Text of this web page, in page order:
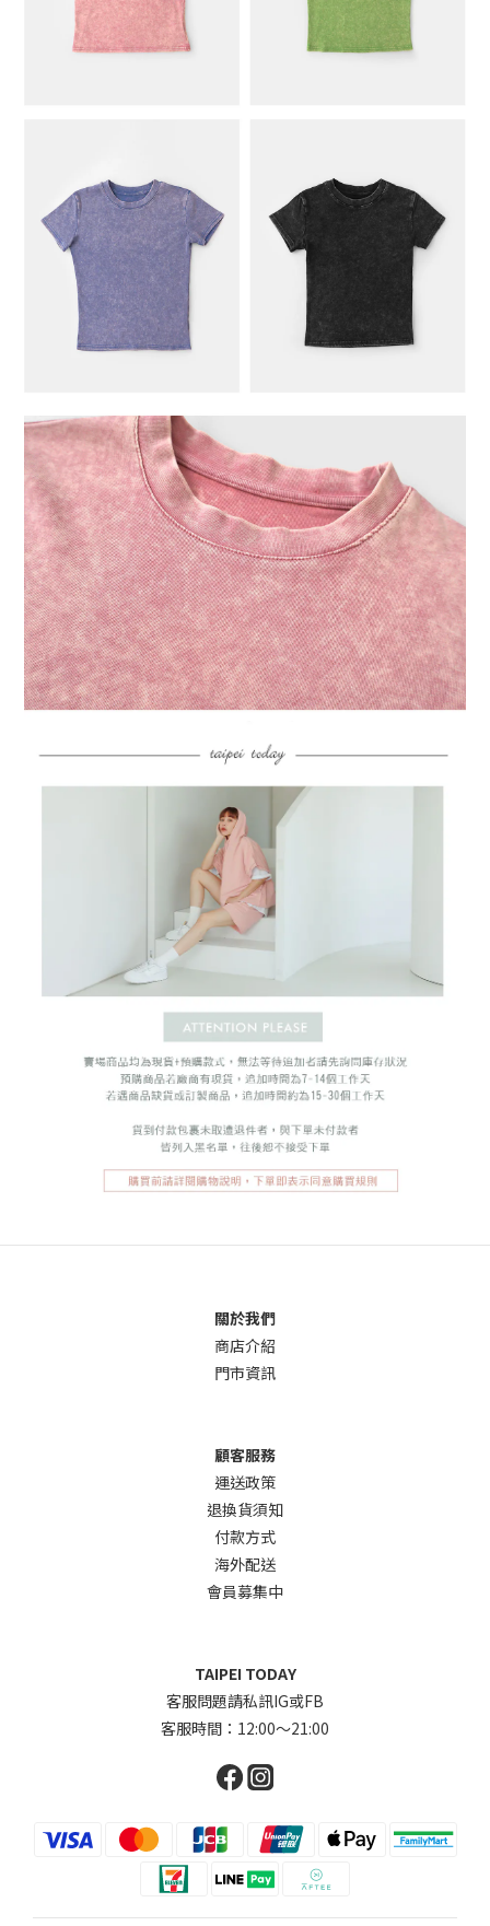
關於我們
商店介紹
門市資訊
顧客服務
運送政策
退換貨須知
付款方式
海外配送
會員募集中
TAIPEI TODAY
客服問題請私訊IG或FB
客服時間：12:00～21:00